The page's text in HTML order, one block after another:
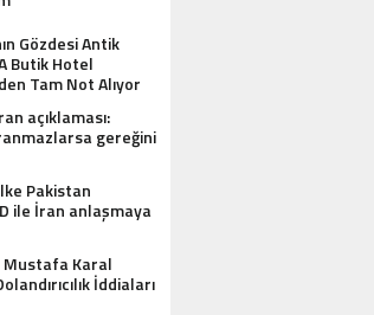
GÖZDESI ANTIK
TAM NOT
Gözdesi Antik
Butik Hotel
Tam Not Alıyor
açıklaması:
gereğini
Pakistan
ile İran anlaşmaya
Mustafa Karal
İddiaları